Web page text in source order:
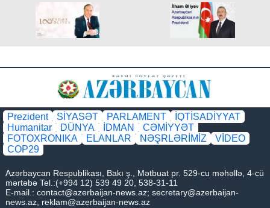
Prezident SİYASƏT PARLAMENT
İQTİSADİYYAT
Humanitar
DÜNYA İDMAN
CƏMİYYƏT
FOTOXRONIKA
ELANLAR NƏŞRLƏRİMİZ
VİDEO
COP29
Azərbaycan Respublikası, Bakı ş., Mətbuat pr. 529-cu məhəllə, 4-cü
mərtəbə Tel.:(+994 12) 539 49 20, 538-31-11
E-mail.: contact@azerbaijan-news.az; secretary@azerbaijan-
news.az, reklam@azerbaijan-news.az